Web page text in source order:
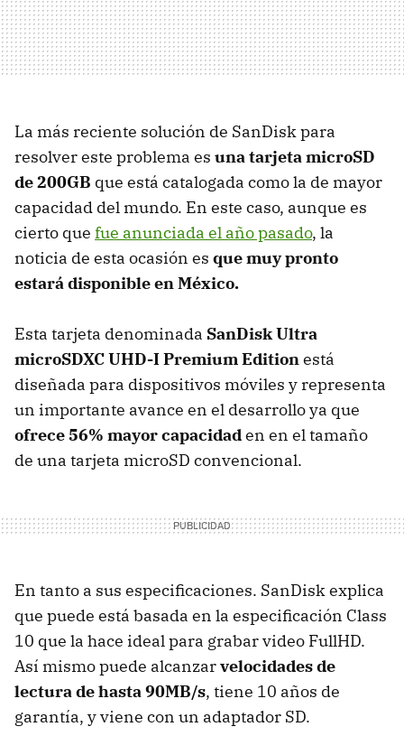
La más reciente solución de SanDisk para
resolver este problema es una tarjeta microSD
de 200GB que está catalogada como la de mayor
capacidad del mundo. En este caso, aunque es
cierto que fue anunciada el año pasado, la
noticia de esta ocasión es que muy pronto
estará disponible en México.
Esta tarjeta denominada SanDisk Ultra
microSDXC UHD-I Premium Editionestá
diseñada para dispositivos móviles y representa
un importante avance en el desarrollo ya que
ofrece 56% mayor capacidaden en el tamaño
de una tarjeta microSD convencional.
En tanto a sus especificaciones. SanDisk explica
que puede está basada en la especificación Class
10 que la hace ideal para grabar video FullHD.
Así mismo puede alcanzarvelocidades de
lectura de hasta 90MB/s, tiene 10 años de
garantía, y viene con un adaptador SD.